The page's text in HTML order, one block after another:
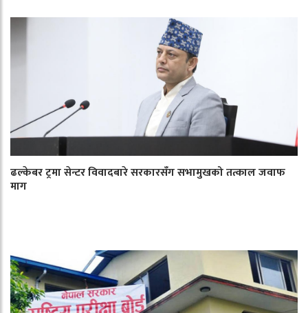
ढल्केबर ट्रमा सेन्टर विवादबारे सरकारसँग सभामुखको तत्काल जवाफ
माग